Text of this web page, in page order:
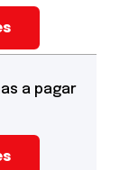
a pagar